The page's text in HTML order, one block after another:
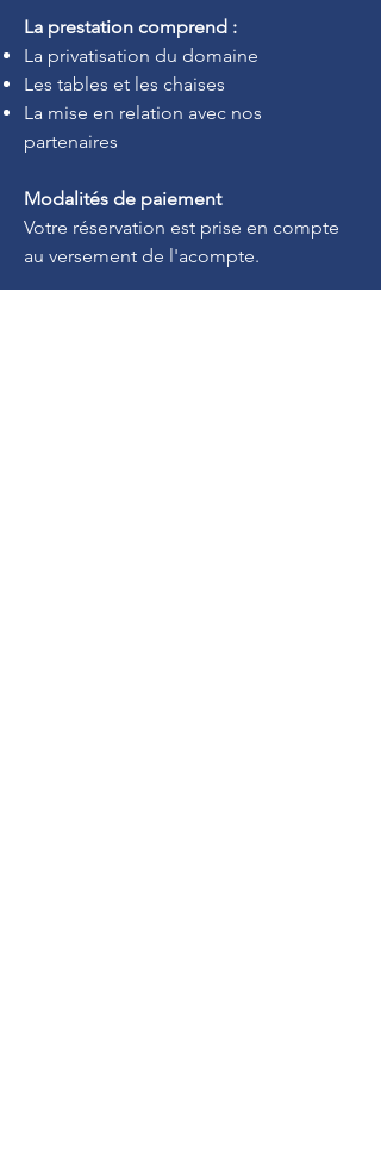
La prestation comprend :
La privatisation du domaine
Les tables et les chaises
La mise en relation avec nos
partenaires
Modalités de paiement
Votre réservation est prise en compte
au versement de l'acompte.